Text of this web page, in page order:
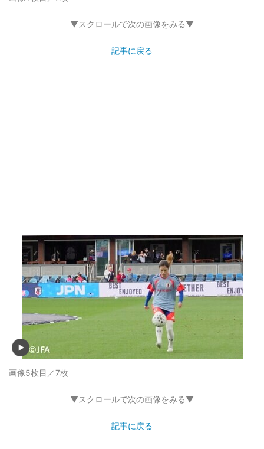
▼スクロールで次の画像をみる▼
記事に戻る
画像5枚目／7枚
▼スクロールで次の画像をみる▼
記事に戻る